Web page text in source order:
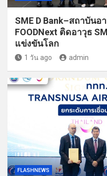
SME D Bank–สถาบันอ
FOODNext ติดอาวุธ
แข่งขันโลก
1 วัน ago admin
FLASHNEWS